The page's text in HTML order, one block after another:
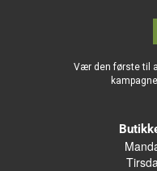
Vær den første til